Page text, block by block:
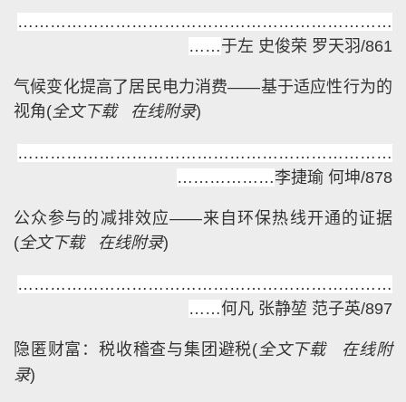
……………………………………………………………
……于左 史俊荣 罗天羽/861
气候变化提高了居民电力消费——基于适应性行为的
视角(全文下载 在线附录)
……………………………………………………………
………………李捷瑜 何坤/878
公众参与的减排效应——来自环保热线开通的证据
(全文下载 在线附录)
……………………………………………………………
……何凡 张静堃 范子英/897
隐匿财富：税收稽查与集团避税(全文下载
在线附
录)